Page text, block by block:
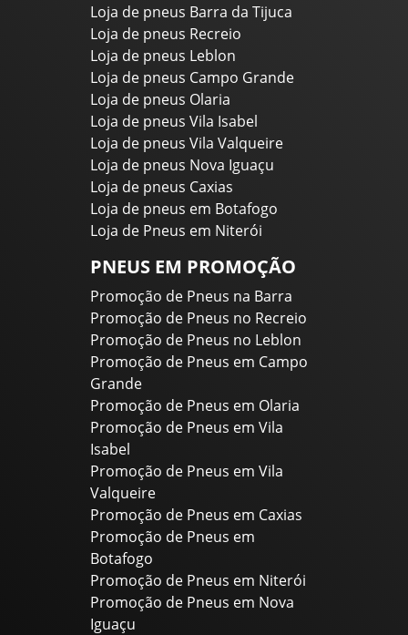
Loja de pneus Barra da Tijuca
Loja de pneus Recreio
Loja de pneus Leblon
Loja de pneus Campo Grande
Loja de pneus Olaria
Loja de pneus Vila Isabel
Loja de pneus Vila Valqueire
Loja de pneus Nova Iguaçu
Loja de pneus Caxias
Loja de pneus em Botafogo
Loja de Pneus em Niterói
PNEUS EM PROMOÇÃO
Promoção de Pneus na Barra
Promoção de Pneus no Recreio
Promoção de Pneus no Leblon
Promoção de Pneus em Campo
Grande
Promoção de Pneus em Olaria
Promoção de Pneus em Vila
Isabel
Promoção de Pneus em Vila
Valqueire
Promoção de Pneus em Caxias
Promoção de Pneus em
Botafogo
Promoção de Pneus em Niterói
Promoção de Pneus em Nova
Iguaçu